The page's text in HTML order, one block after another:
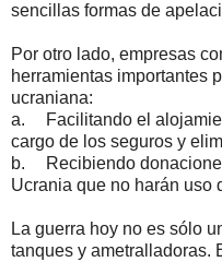
sencillas formas de
Por otro lado, empresas
herramientas importantes
ucraniana:
a.
Facilitando el
cargo de los seguros y
b.
Recibiendo
Ucrania que no harán uso
La guerra hoy no es sólo
tanques y ametralladoras.